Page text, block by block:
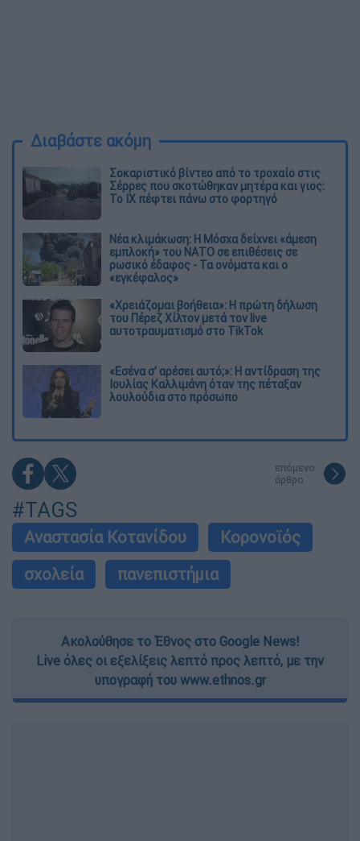
Διαβάστε ακόμη
Σοκαριστικό βίντεο από το τροχαίο στις
Σέρρες που σκοτώθηκαν μητέρα και γιος:
Το ΙΧ πέφτει πάνω στο φορτηγό
Νέα κλιμάκωση: Η Μόσχα δείχνει «άμεση
εμπλοκή» του ΝΑΤΟ σε επιθέσεις σε
ρωσικό έδαφος - Τα ονόματα και ο
«εγκέφαλος»
«Χρειάζομαι βοήθεια»: Η πρώτη δήλωση
του Πέρεζ Χίλτον μετά τον live
αυτοτραυματισμό στο TikTok
«Εσένα σ’ αρέσει αυτό;»: Η αντίδραση της
Ιουλίας Καλλιμάνη όταν της πέταξαν
λουλούδια στο πρόσωπο
επόμενο
άρθρο
#TAGS
Αναστασία Κοτανίδου
Κορονοϊός
σχολεία
πανεπιστήμια
Ακολούθησε το Έθνος στο Google News!
Live όλες οι εξελίξεις λεπτό προς λεπτό, με την
υπογραφή του www.ethnos.gr